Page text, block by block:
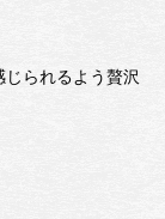
られるよう贅沢